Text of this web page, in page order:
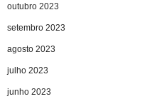
outubro 2023
setembro 2023
agosto 2023
julho 2023
junho 2023